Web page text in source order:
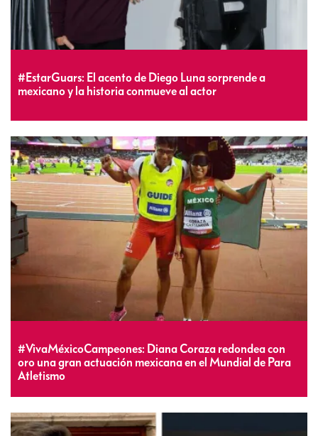
#EstarGuars: El acento de Diego Luna sorprende a
mexicano y la historia conmueve al actor
#VivaMéxicoCampeones: Diana Coraza redondea con
oro una gran actuación mexicana en el Mundial de Para
Atletismo